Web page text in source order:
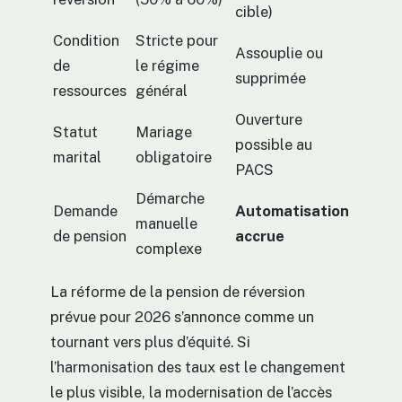
cible)
Condition
de
ressources
Stricte pour
le régime
général
Assouplie ou
supprimée
Statut
marital
Mariage
obligatoire
Ouverture
possible au
PACS
Demande
de pension
Démarche
manuelle
complexe
Automatisation
accrue
La réforme de la pension de réversion
prévue pour 2026 s’annonce comme un
tournant vers plus d’équité. Si
l’harmonisation des taux est le changement
le plus visible, la modernisation de l’accès